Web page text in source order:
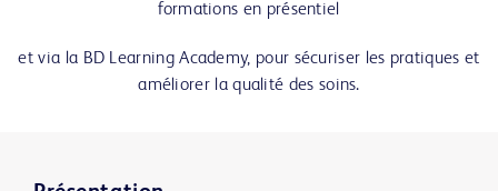
formations en présentiel
et via la BD Learning Academy, pour sécuriser les pratiques et
améliorer la qualité des soins.